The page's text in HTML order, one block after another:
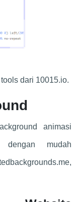
dari 10015.io.
animasi
mudah